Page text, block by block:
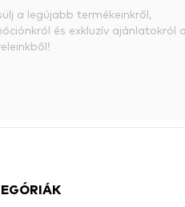
a legújabb termékeinkről,
és exkluzív ajánlatokról a